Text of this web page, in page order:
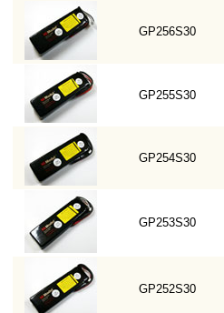
GP256S30
GP255S30
GP254S30
GP253S30
GP252S30